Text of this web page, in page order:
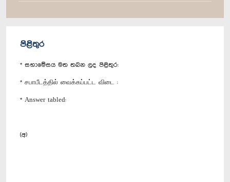
පිළිතුර
* සභාමේසය මත තබන ලද පිළිතුර:
* சபாபீடத்தில் வைக்கப்பட்ட விடை :
* Answer tabled:
(අ)